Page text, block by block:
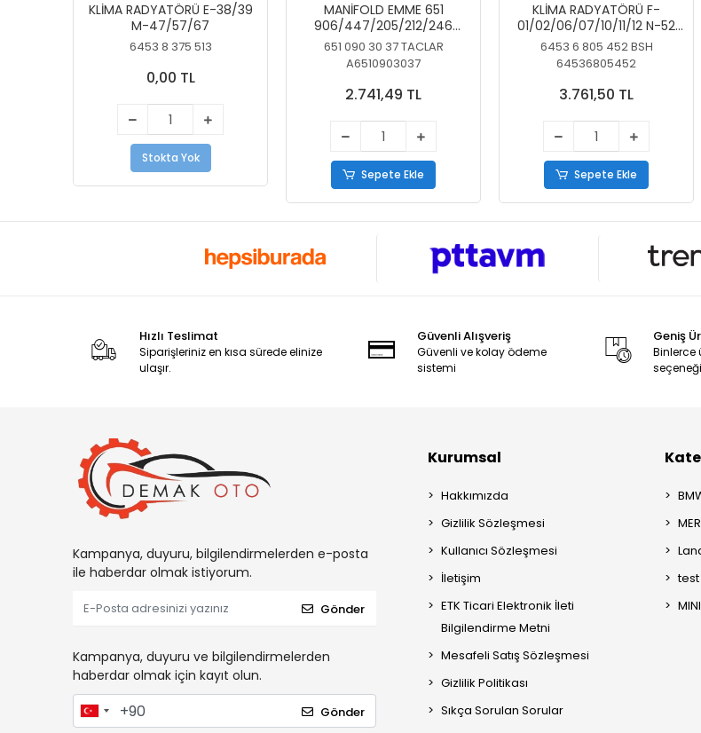
KLİMA RADYATÖRÜ E-38/39
M-47/57/67
6453 8 375 513
0,00 TL
Stokta Yok
MANİFOLD EMME 651
906/447/205/212/246
KELEBEKSİZ
651 090 30 37 TACLAR
A6510903037
2.741,49 TL
Sepete Ekle
KLİMA RADYATÖRÜ F-
01/02/06/07/10/11/12 N-52
N/N-53/57/63
6453 6 805 452 BSH
64536805452
3.761,50 TL
Sepete Ekle
Hızlı Teslimat
Siparişleriniz en kısa sürede elinize
ulaşır.
Güvenli Alışveriş
Güvenli ve kolay ödeme
sistemi
Geniş
Binlerce
seçeneği
Kampanya, duyuru, bilgilendirmelerden e-posta
ile haberdar olmak istiyorum.
Gönder
Kampanya, duyuru ve bilgilendirmelerden
haberdar olmak için kayıt olun.
Gönder
Kurumsal
Hakkımızda
Gizlilik Sözleşmesi
Kullanıcı Sözleşmesi
İletişim
ETK Ticari Elektronik İleti
Bilgilendirme Metni
Mesafeli Satış Sözleşmesi
Gizlilik Politikası
Sıkça Sorulan Sorular